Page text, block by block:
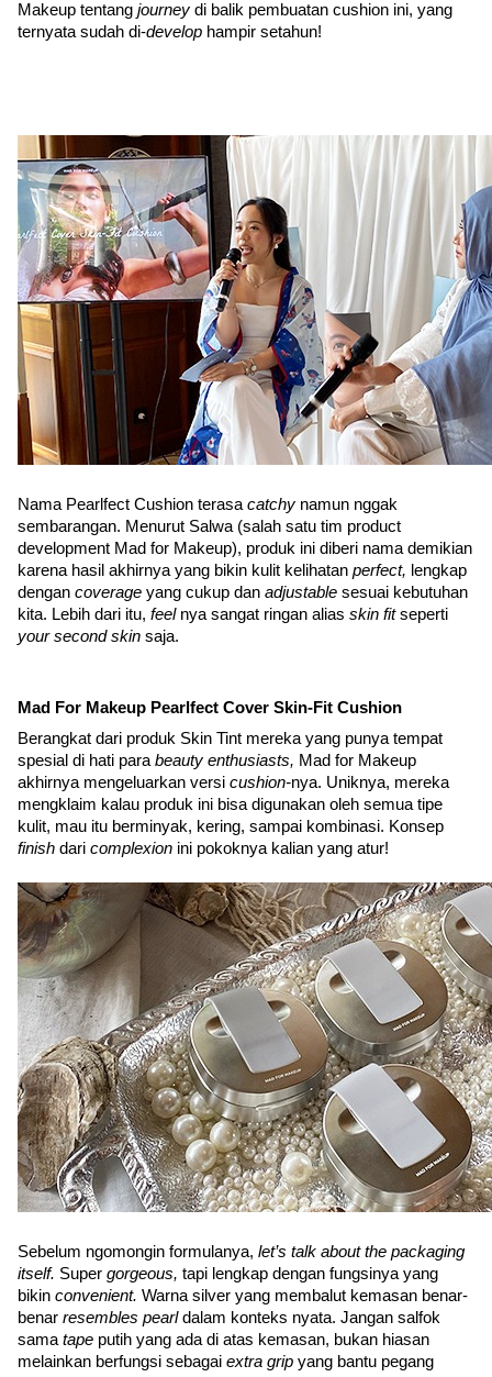
Makeup tentang journey di balik pembuatan cushion ini, yang
ternyata sudah di-develop hampir setahun!
Nama Pearlfect Cushion terasa catchy namun nggak
sembarangan. Menurut Salwa (salah satu tim product
development Mad for Makeup), produk ini diberi nama demikian
karena hasil akhirnya yang bikin kulit kelihatan perfect, lengkap
dengan coverage yang cukup dan adjustable sesuai kebutuhan
kita. Lebih dari itu, feel nya sangat ringan alias skin fit
your second skin saja.
Mad For Makeup Pearlfect Cover Skin-Fit Cushion
Berangkat dari produk Skin Tint mereka yang punya tempat
spesial di hati para beauty enthusiasts, Mad for Makeup
akhirnya mengeluarkan versi cushion-nya. Uniknya, mereka
mengklaim kalau produk ini bisa digunakan oleh semua tipe
finish dari complexion ini pokoknya kalian yang atur!
Sebelum ngomongin formulanya, let’s talk about the packaging
itself. Super gorgeous, tapi lengkap dengan fungsinya yang
bikin convenient. Warna silver yang membalut kemasan benar-
benar resembles pearl dalam konteks nyata. Jangan salfok
sama tape putih yang ada di atas kemasan, bukan hiasan
melainkan berfungsi sebagai extra grip